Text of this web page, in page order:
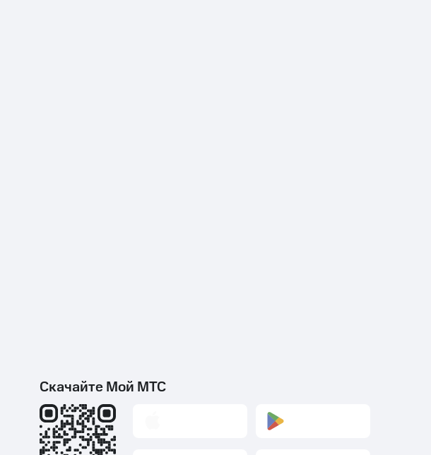
Скачайте Мой МТС